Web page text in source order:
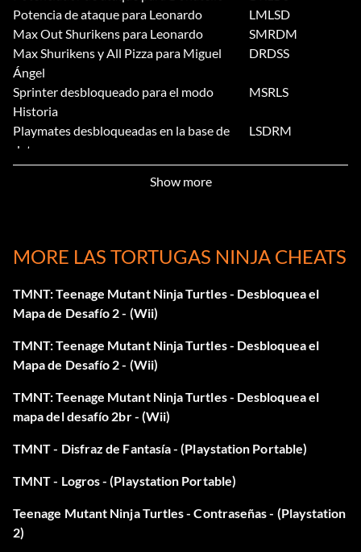
Potencia de ataque para Leonardo
LMLSD
Max Out Shurikens para Leonardo
SMRDM
Max Shurikens y All Pizza para Miguel
Ángel
DRDSS
Sprinter desbloqueado para el modo
Historia
MSRLS
Playmates desbloqueadas en la base de
datos
LSDRM
Nuevos efectos de sonido
SMMRS
Potencia de defensa para Miguel Ángel
continuación verás 5 letras con símbolos. EscribeL S D R
Meso significa Leo Splinter Don Raf y Mike. Ok entonces
DATABASE IS UNLOCKED. Entonces vuelve a la pantalla
principal y ve a base de datos. Al hacer clic en él una nueva
pantalla debe venir y decir compañeros de juego con la
imagen de las tortugas haga clic en él y usted estará
Miguel Ángel recibirá un arma mejorada
en el modo historia
Show more
MORE LAS TORTUGAS NINJA CHEATS
TMNT: Teenage Mutant Ninja Turtles - Desbloquea el
Mapa de Desafío 2 - (Wii)
TMNT: Teenage Mutant Ninja Turtles - Desbloquea el
Mapa de Desafío 2 - (Wii)
TMNT: Teenage Mutant Ninja Turtles - Desbloquea el
mapa del desafío 2br - (Wii)
TMNT - Disfraz de Fantasía - (Playstation Portable)
TMNT - Logros - (Playstation Portable)
Teenage Mutant Ninja Turtles - Contraseñas - (Playstation
2)